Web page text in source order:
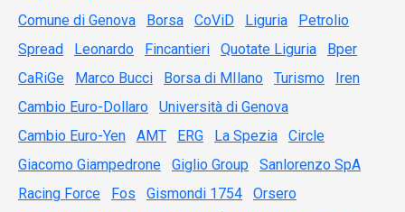
Comune di Genova
Borsa CoViD Liguria
Petrolio
Spread
Leonardo Fincantieri Quotate Liguria
Bper
CaRiGe
Marco Bucci Borsa di MIlano Turismo
Iren
Cambio Euro-Dollaro
Università di Genova
Cambio Euro-Yen
AMT ERG La Spezia
Circle
Giacomo Giampedrone
Giglio Group
Sanlorenzo SpA
Racing Force
Fos Gismondi 1754
Orsero